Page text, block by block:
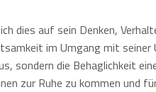
dies auf sein Denken,
im Umgang mit
sondern die Behaglichkeit
zur Ruhe zu kommen und